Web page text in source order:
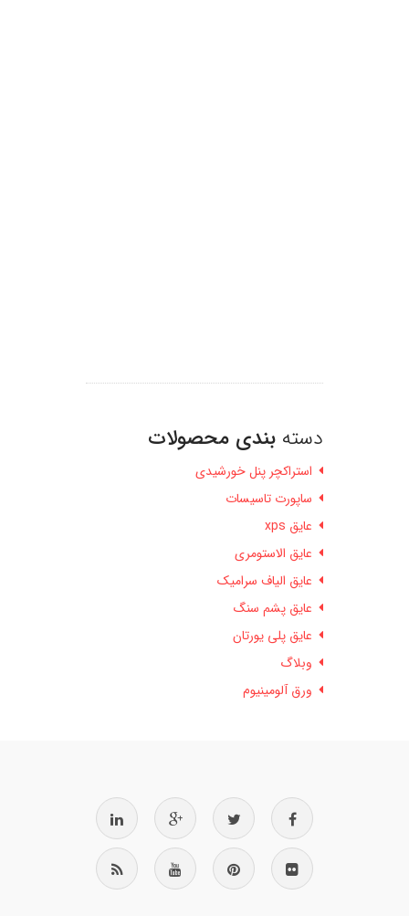
دسته بندی محصولات
استراکچر پنل خورشیدی
ساپورت تاسیسات
عایق xps
عایق الاستومری
عایق الیاف سرامیک
عایق پشم سنگ
عایق پلی یورتان
وبلاگ
ورق آلومینیوم